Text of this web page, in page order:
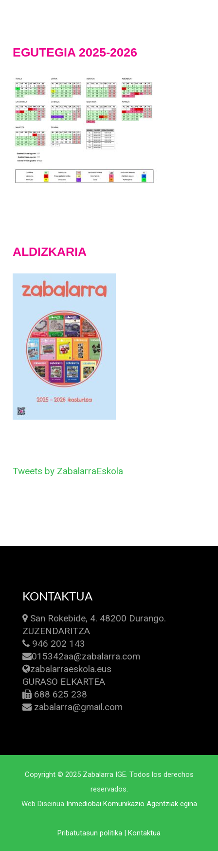
EGUTEGIA 2025-2026
ALDIZKARIA
Tweets by ZabalarraEskola
KONTAKTUA
San Rokebide, 4. 48200 Durango.
ZUZENDARITZA
946 202 143
015342aa@zabalarra.com
zabalarraeskola.eus
GURASO ELKARTEA
688 625 238
zabalarra@gmail.com
Copyright © 2025 Zabalarra IGE. Todos los derechos
reservados.
Web Diseinua Inmediobai Komunikazio Agentziak egina
Pribatutasun politika | Kontaktua